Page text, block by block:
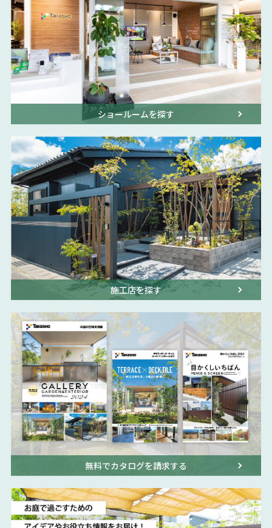
ショールームを探す
施工店を探す
無料でカタログを請求する